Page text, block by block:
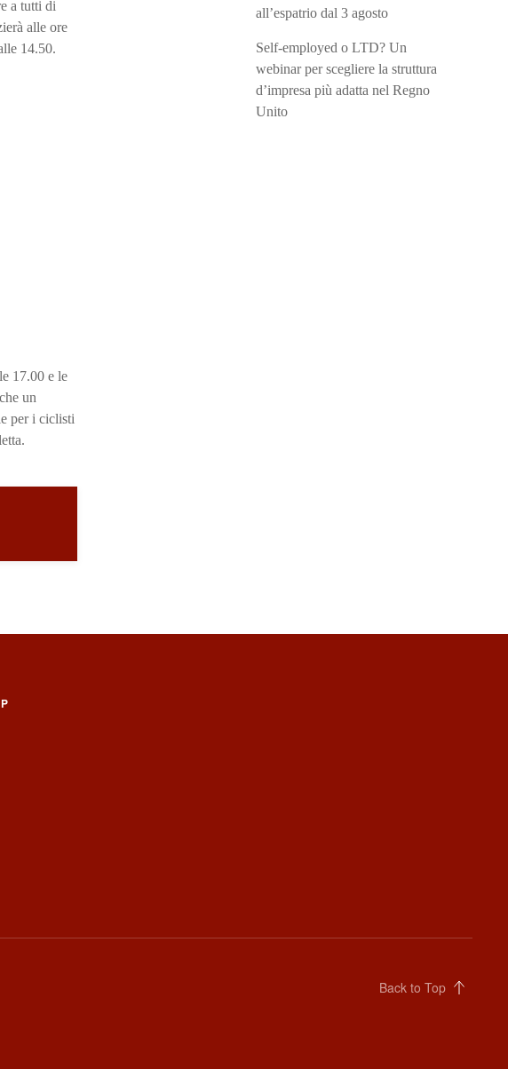
a tutti di
alle ore
14.50.
17.00 e le
un
per i ciclisti
all’espatrio dal 3 agosto
Self-employed o LTD? Un
webinar per scegliere la struttura
d’impresa più adatta nel Regno
Unito
Back to Top